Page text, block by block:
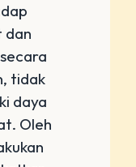
dan
tidak
daya
Oleh